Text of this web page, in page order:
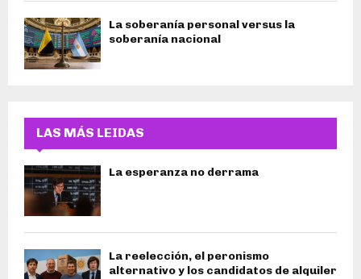
La soberanía personal versus la
soberanía nacional
LAS MÁS LEIDAS
La esperanza no derrama
La reelección, el peronismo
alternativo y los candidatos de alquiler